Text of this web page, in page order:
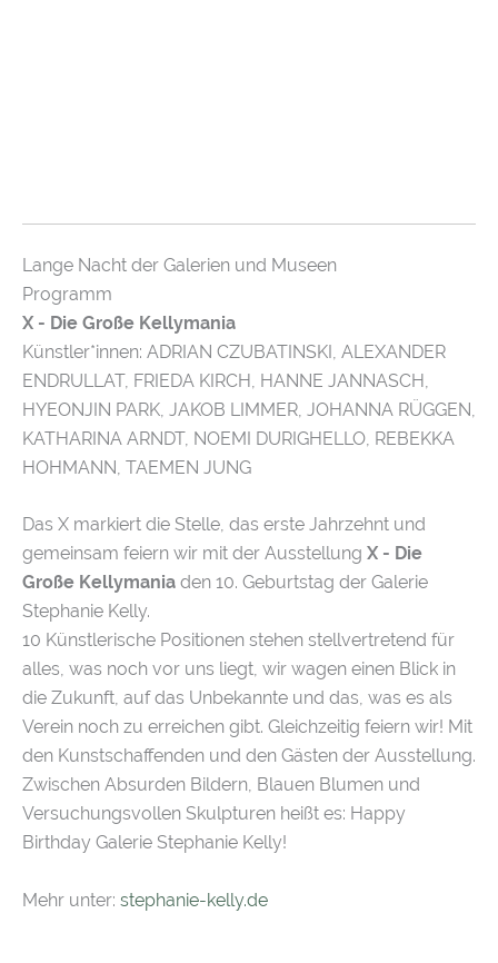
Lange Nacht der Galerien und Museen
Programm
X - Die Große Kellymania
Künstler*innen: ADRIAN CZUBATINSKI, ALEXANDER
ENDRULLAT, FRIEDA KIRCH, HANNE JANNASCH,
HYEONJIN PARK, JAKOB LIMMER, JOHANNA RÜGGEN,
KATHARINA ARNDT, NOEMI DURIGHELLO, REBEKKA
HOHMANN, TAEMEN JUNG
Das X markiert die Stelle, das erste Jahrzehnt und
gemeinsam feiern wir mit der Ausstellung X - Die
Große Kellymania den 10. Geburtstag der Galerie
Stephanie Kelly.
10 Künstlerische Positionen stehen stellvertretend für
alles, was noch vor uns liegt, wir wagen einen Blick in
die Zukunft, auf das Unbekannte und das, was es als
Verein noch zu erreichen gibt. Gleichzeitig feiern wir! Mit
den Kunstschaffenden und den Gästen der Ausstellung.
Zwischen Absurden Bildern, Blauen Blumen und
Versuchungsvollen Skulpturen heißt es: Happy
Birthday Galerie Stephanie Kelly!
Mehr unter:stephanie-kelly.de